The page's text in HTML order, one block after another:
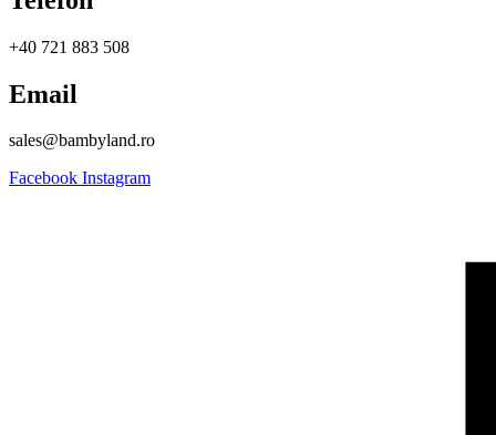
+40 721 883 508
Email
sales@bambyland.ro​
Facebook Instagram